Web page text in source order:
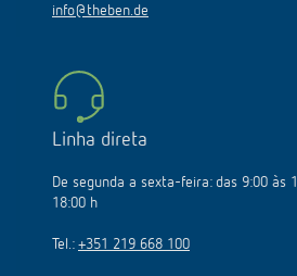
info@theben.de
Linha direta
De segunda a sexta-feira: das 9:00 às
18:00 h
Tel.: +351 219 668 100